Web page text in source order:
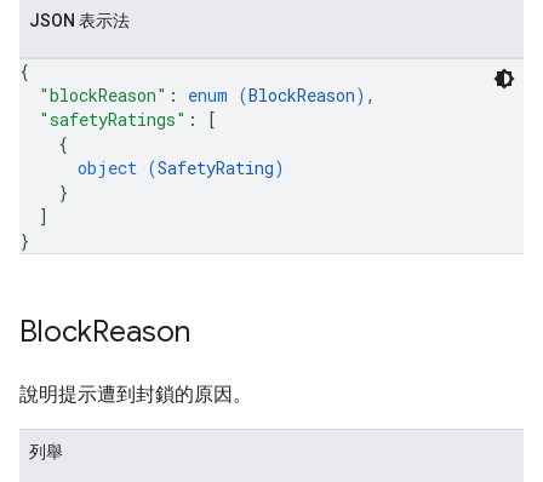
JSON 表示法
{
"blockReason" : enum (BlockReason) ,
"safetyRatings" :
[
{
object (SafetyRating)
}
]
}
BlockReason
說明提示遭到封鎖的原因。
列舉